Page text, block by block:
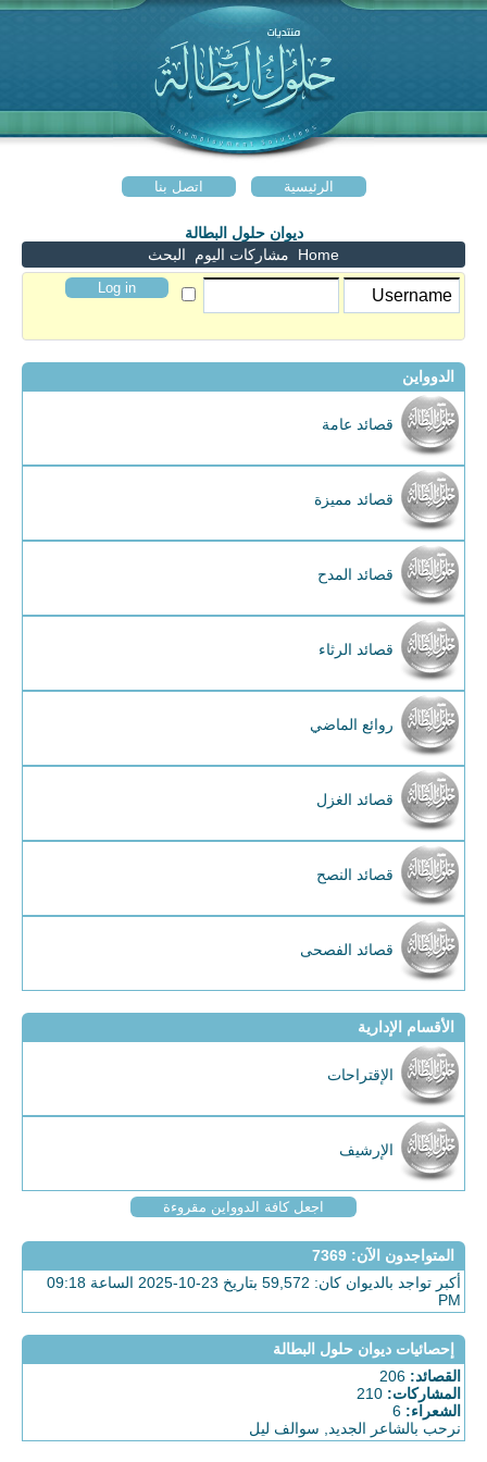
الرئيسية اتصل بنا
ديوان حلول البطالة
Home
مشاركات اليوم البحث
الدوواين
قصائد عامة
قصائد مميزة
قصائد المدح
قصائد الرثاء
روائع الماضي
قصائد الغزل
قصائد النصح
قصائد الفصحى
الأقسام الإدارية
الإقتراحات
الإرشيف
اجعل كافة الدوواين مقروءة
المتواجدون الآن: 7369
أكبر تواجد بالديوان كان: 59,572 بتاريخ 23-10-2025 الساعة 09:18
PM
إحصائيات ديوان حلول البطالة
القصائد:
المشاركات:
الشعراء:
نرحب بالشاعر الجديد, سوالف ليل